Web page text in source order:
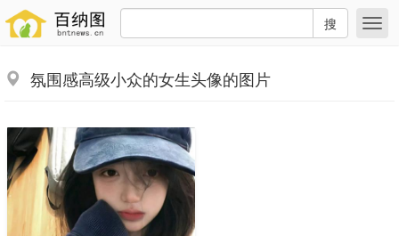
搜
氛围感高级小众的女生头像的图片